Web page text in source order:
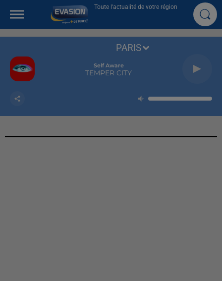
Toute l'actualité de votre région
Self Aware
TEMPER CITY
PARIS